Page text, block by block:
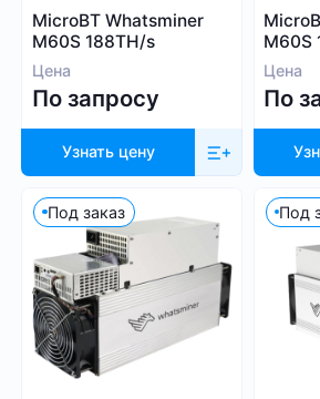
Handshake (HNS)
Monacoin (MONA)
MWC-CT31 (MWC)
Radiant (RXD)
Bitcoin SV (BSV)
Monero (XMR)
Выбрать все
Canaan
Iceriver
Innosilicon
FusionSilicon
Dayun
iBeLink
Ebang
Посмотреть все
Применить
MicroBT Whatsminer
M60S 188TH/s
Цена
По запросу
Узнать цену
M60S
Цена
По
Под заказ Под